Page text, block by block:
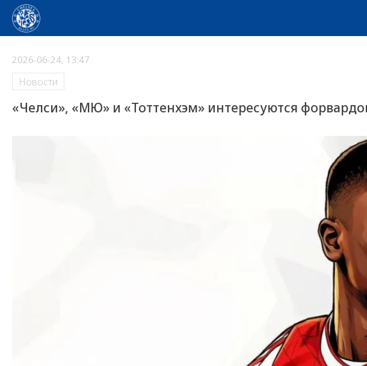
2026-06-24, 13:47
Новости
«Челси», «МЮ» и «Тоттенхэм» интересуются